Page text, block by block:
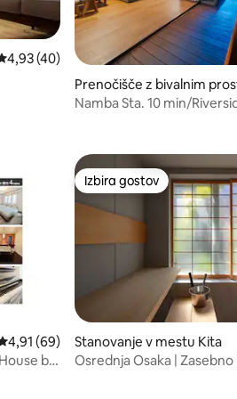
ocena: 4,93 od 5, št. mnenj:
4,93 (40)
Prenočišče z bivalnim
om v mestu Nishi
Namba Sta. 10 min/
ocena: 4,91 od 5, št. mnenj:
4,91 (69)
by
Izbira gostov
Izbira gostov
Stanovanje v mestu Kita
Osrednja Osaka | Zasebno